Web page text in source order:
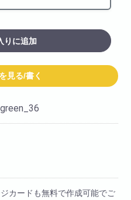
りに追加
見る/書く
カードも無料で作成可能でご